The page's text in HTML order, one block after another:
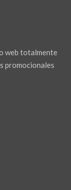
web totalmente
promocionales